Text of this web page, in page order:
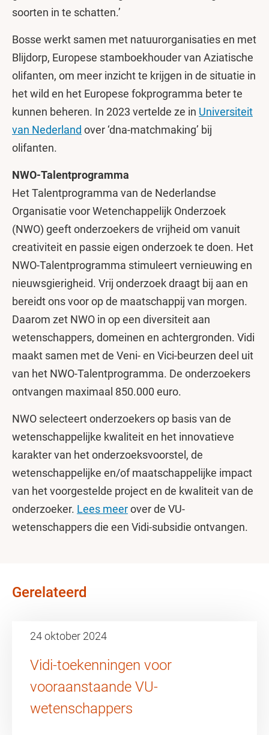
soorten in te schatten.’
Bosse werkt samen met natuurorganisaties en met
Blijdorp, Europese stamboekhouder van Aziatische
olifanten, om meer inzicht te krijgen in de situatie in
het wild en het Europese fokprogramma beter te
kunnen beheren. In 2023 vertelde ze in Universiteit
van Nederland over ‘dna-matchmaking’ bij
olifanten.
NWO-Talentprogramma
Het Talentprogramma van de Nederlandse
Organisatie voor Wetenchappelijk Onderzoek
(NWO) geeft onderzoekers de vrijheid om vanuit
creativiteit en passie eigen onderzoek te doen. Het
NWO-Talentprogramma stimuleert vernieuwing en
nieuwsgierigheid. Vrij onderzoek draagt bij aan en
bereidt ons voor op de maatschappij van morgen.
Daarom zet NWO in op een diversiteit aan
wetenschappers, domeinen en achtergronden. Vidi
maakt samen met de Veni- en Vici-beurzen deel uit
van het NWO-Talentprogramma. De onderzoekers
ontvangen maximaal 850.000 euro.
NWO selecteert onderzoekers op basis van de
wetenschappelijke kwaliteit en het innovatieve
karakter van het onderzoeksvoorstel, de
wetenschappelijke en/of maatschappelijke impact
van het voorgestelde project en de kwaliteit van de
onderzoeker. Lees meerover de VU-
wetenschappers die een Vidi-subsidie ontvangen.
Gerelateerd
24 oktober 2024
Vidi-toekenningen voor
vooraanstaande VU-
wetenschappers